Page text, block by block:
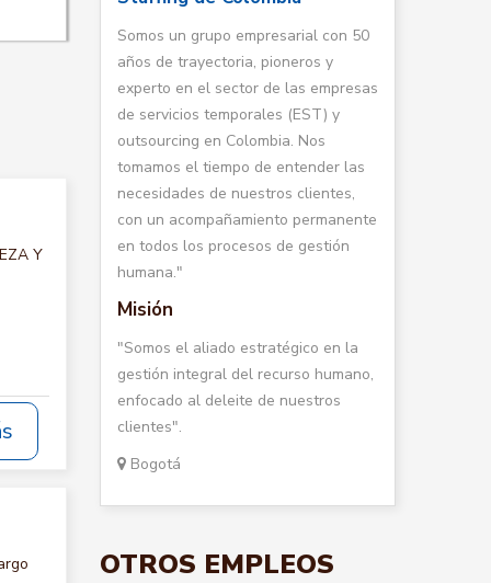
Y
Somos un grupo empresarial con 50
años de trayectoria, pioneros y
experto en el sector de las empresas
de servicios temporales (EST) y
outsourcing en Colombia. Nos
tomamos el tiempo de entender las
necesidades de nuestros clientes,
con un acompañamiento permanente
en todos los procesos de gestión
humana."
Misión
"Somos el aliado estratégico en la
gestión integral del recurso humano,
enfocado al deleite de nuestros
clientes".
Bogotá
OTROS EMPLEOS